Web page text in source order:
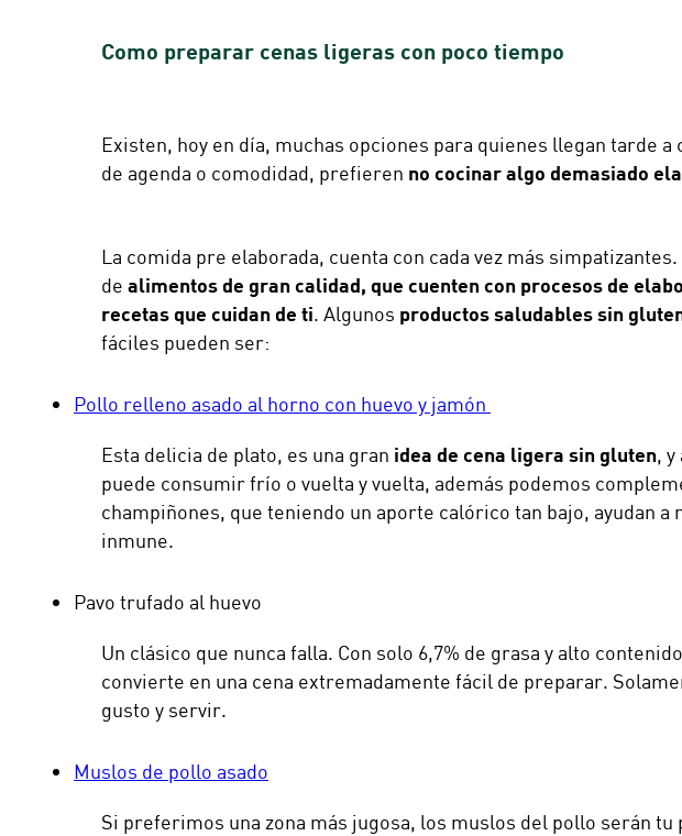
Como preparar cenas ligeras con poco tiempo
Existen, hoy en día, muchas opciones para quienes llegan tarde a
de agenda o comodidad, prefieren no cocinar algo demasiado
La comida pre elaborada, cuenta con cada vez más
de alimentos de gran calidad, que cuenten con procesos de
recetas que cuidan de ti. Algunos productos saludables sin
fáciles pueden ser:
Pollo relleno asado al horno con huevo y jamón
Esta delicia de plato, es una gran idea de cena ligera sin gluten,
puede consumir frío o vuelta y vuelta, además podemos
champiñones, que teniendo un aporte calórico tan bajo, ayudan a
inmune.
Pavo trufado al huevo
Un clásico que nunca falla. Con solo 6,7% de grasa y alto
convierte en una cena extremadamente fácil de preparar.
gusto y servir.
Muslos de pollo asado
Si preferimos una zona más jugosa, los muslos del pollo serán tu